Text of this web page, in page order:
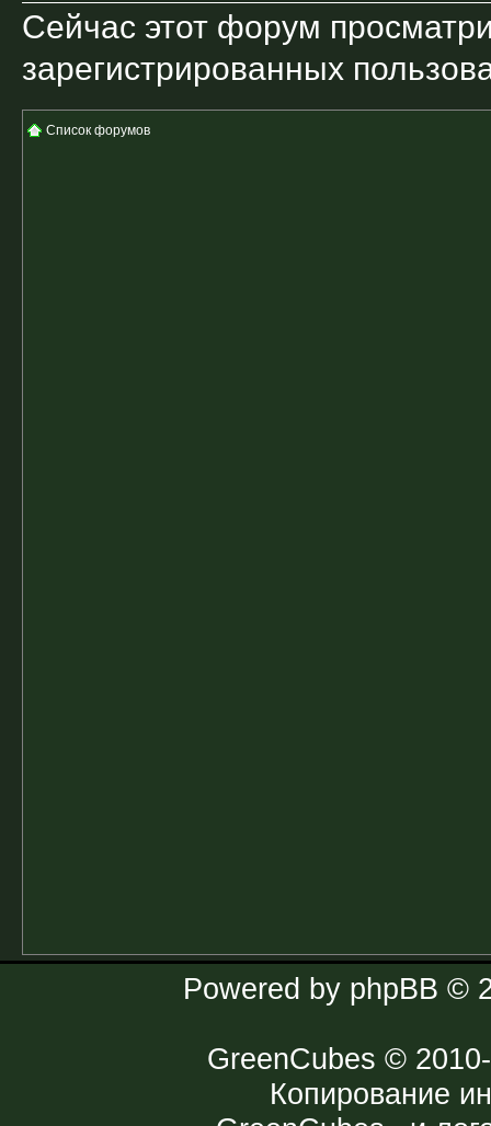
Сейчас этот форум
зарегистрированных
Список форумов
Powered by phpBB ©
GreenCubes ©
Копирование